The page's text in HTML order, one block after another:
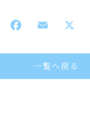
一覧へ戻る